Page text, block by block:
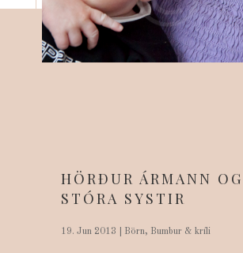
HÖRÐUR ÁRMANN OG
STÓRA SYSTIR
19. Jun 2013 Börn, Bumbur & kríli